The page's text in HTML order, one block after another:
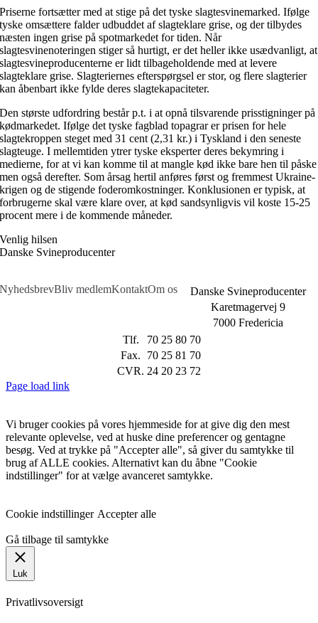
Priserne fortsætter med at stige på det tyske slagtesvinemarked. Ifølge
tyske omsættere falder udbuddet af slagteklare grise, og der tilbydes
næsten ingen grise på spotmarkedet for tiden. Når
slagtesvinenoteringen stiger så hurtigt, er det heller ikke usædvanligt, at
slagtesvineproducenterne er lidt tilbageholdende med at levere
slagteklare grise. Slagteriernes efterspørgsel er stor, og flere slagterier
kan åbenbart ikke fylde deres slagtekapaciteter.
Den største udfordring består p.t. i at opnå tilsvarende prisstigninger på
kødmarkedet. Ifølge det tyske fagblad topagrar er prisen for hele
slagtekroppen steget med 31 cent (2,31 kr.) i Tyskland i den seneste
slagteuge. I mellemtiden ytrer tyske eksperter deres bekymring i
medierne, for at vi kan komme til at mangle kød ikke bare hen til påske
men også derefter. Som årsag hertil anføres først og fremmest Ukraine-
krigen og de stigende foderomkostninger. Konklusionen er typisk, at
forbrugerne skal være klare over, at kød sandsynligvis vil koste 15-25
procent mere i de kommende måneder.
Venlig hilsen
Danske Svineproducenter
NyhedsbrevBliv medlemKontaktOm os
Danske Svineproducenter
Karetmagervej 9
7000 Fredericia
Tlf.
70 25 80 70
Fax.
70 25 81 70
CVR. 24 20 23 72
Page load link
Vi bruger cookies på vores hjemmeside for at give dig den mest
relevante oplevelse, ved at huske dine preferencer og gentagne
besøg. Ved at trykke på "Accepter alle", så giver du samtykke til
brug af ALLE cookies. Alternativt kan du åbne "Cookie
indstillinger" for at vælge avanceret samtykke.
Cookie indstillinger Accepter alle
Gå tilbage til samtykke
Luk
Privatlivsoversigt